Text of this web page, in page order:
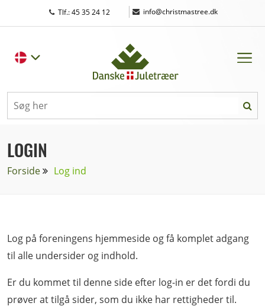
Tlf.: 45 35 24 12 | info@christmastree.dk
LOGIN
Forside Log ind
Log på foreningens hjemmeside og få komplet adgang
til alle undersider og indhold.
Er du kommet til denne side efter log-in er det fordi du
prøver at tilgå sider, som du ikke har rettigheder til.